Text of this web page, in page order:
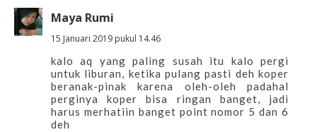
Maya Rumi
15 Januari 2019 pukul 14.46
kalo aq yang paling susah itu kalo pergi
untuk liburan, ketika pulang pasti deh koper
beranak-pinak karena oleh-oleh padahal
perginya koper bisa ringan banget, jadi
harus merhatiin banget point nomor 5 dan 6
deh